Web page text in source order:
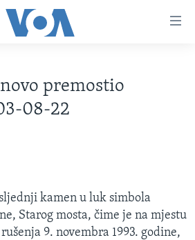
DRŽAVE
premostio
08-22
kamen u luk simbola
Starog mosta, čime je na mjestu
9. novembra 1993. godine,